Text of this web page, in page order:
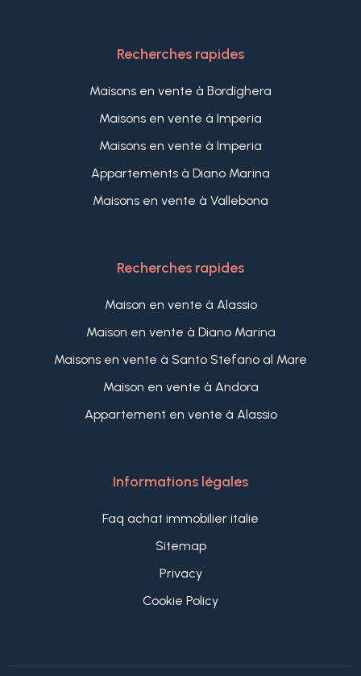
Recherches rapides
Maisons en vente à Bordighera
Maisons en vente à Imperia
Maisons en vente à Imperia
Appartements à Diano Marina
Maisons en vente à Vallebona
Recherches rapides
Maison en vente à Alassio
Maison en vente à Diano Marina
Maisons en vente à Santo Stefano al Mare
Maison en vente à Andora
Appartement en vente à Alassio
Informations légales
Faq achat immobilier italie
Sitemap
Privacy
Cookie Policy